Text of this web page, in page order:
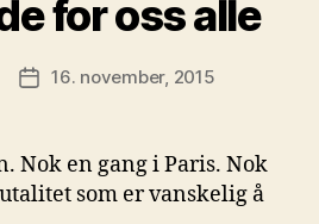
for oss alle
Publiseringsdato
16. november, 2015
Nok en gang i Paris. Nok
som er vanskelig å